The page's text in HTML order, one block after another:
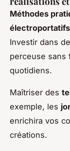
Méthodes
électroportatifs
Investir dans
perceuse sans
quotidiens.
Maîtriser des
exemple, les
enrichira vos
créations.